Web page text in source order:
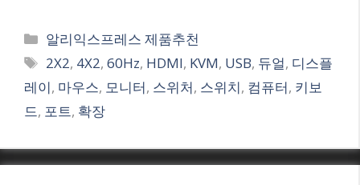
Categories
알리익스프레스 제품추천
Tags
2X2, 4X2,60Hz, HDMI, KVM, USB, 듀얼, 디스플
레이, 마우스, 모니터, 스위처, 스위치, 컴퓨터, 키보
드, 포트, 확장